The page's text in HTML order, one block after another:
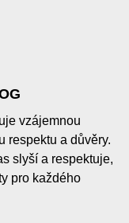
vzájemnou
respektu a důvěry.
slyší a respektuje,
pro každého